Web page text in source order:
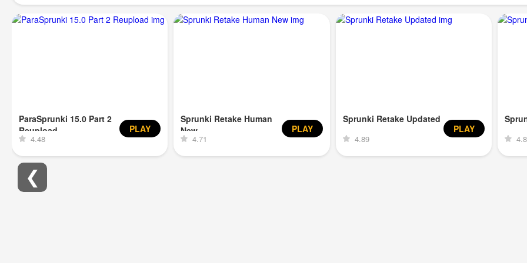
ParaSprunki 15.0 Part 2
Reupload
4.48
PLAY
Sprunki Retake Human
New
4.71
PLAY
Sprunki Retake Updated
4.89
PLAY
❮